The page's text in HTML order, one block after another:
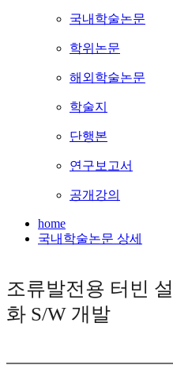
국내학술논문
학위논문
해외학술논문
학술지
단행본
연구보고서
공개강의
home
국내학술논문 상세
조류발전용 터빈
화 S/W 개발